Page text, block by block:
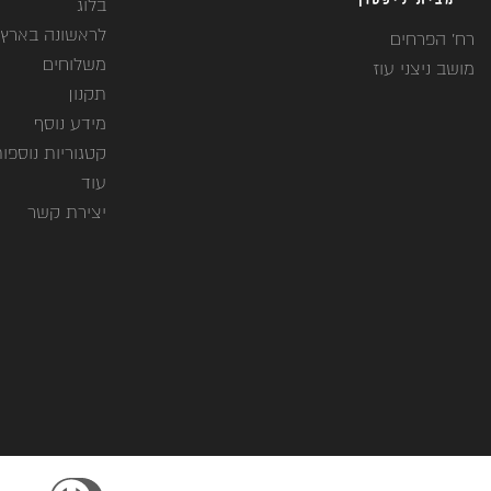
רח' הפרחים
מושב ניצני עוז
בלוג
לראשונה בארץ
משלוחים
תקנון
מידע נוסף
קטגוריות
עוד
יצירת קשר